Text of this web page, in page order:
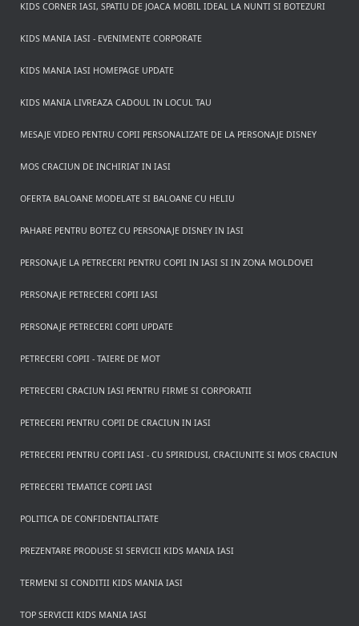
KIDS CORNER IASI, SPATIU DE JOACA MOBIL IDEAL LA NUNTI SI BOTEZURI
KIDS MANIA IASI - EVENIMENTE CORPORATE
KIDS MANIA IASI HOMEPAGE UPDATE
KIDS MANIA LIVREAZA CADOUL IN LOCUL TAU
MESAJE VIDEO PENTRU COPII PERSONALIZATE DE LA PERSONAJE DISNEY
MOS CRACIUN DE INCHIRIAT IN IASI
OFERTA BALOANE MODELATE SI BALOANE CU HELIU
PAHARE PENTRU BOTEZ CU PERSONAJE DISNEY IN IASI
PERSONAJE LA PETRECERI PENTRU COPII IN IASI SI IN ZONA MOLDOVEI
PERSONAJE PETRECERI COPII IASI
PERSONAJE PETRECERI COPII UPDATE
PETRECERI COPII - TAIERE DE MOT
PETRECERI CRACIUN IASI PENTRU FIRME SI CORPORATII
PETRECERI PENTRU COPII DE CRACIUN IN IASI
PETRECERI PENTRU COPII IASI - CU SPIRIDUSI, CRACIUNITE SI MOS CRACIUN
PETRECERI TEMATICE COPII IASI
POLITICA DE CONFIDENTIALITATE
PREZENTARE PRODUSE SI SERVICII KIDS MANIA IASI
TERMENI SI CONDITII KIDS MANIA IASI
TOP SERVICII KIDS MANIA IASI